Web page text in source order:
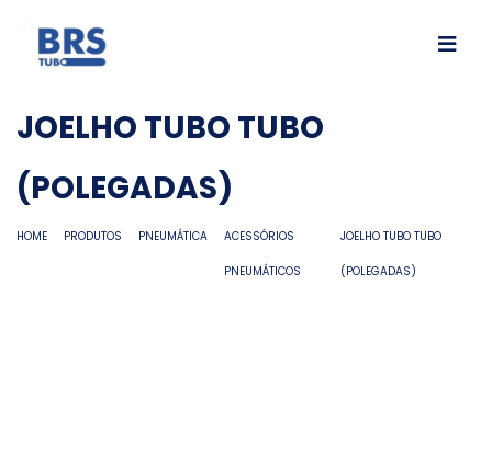
JOELHO TUBO TUBO
(POLEGADAS)
HOME PRODUTOS PNEUMÁTICA ACESSÓRIOS
PNEUMÁTICOS
JOELHO TUBO TUBO
(POLEGADAS)